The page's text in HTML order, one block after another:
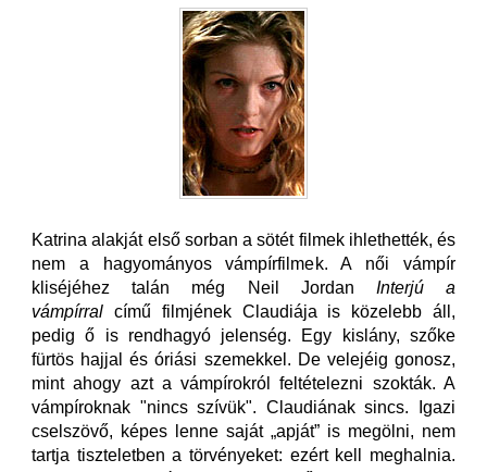
Katrina alakját első sorban a sötét filmek ihlethették, és
nem a hagyományos vámpírfilmek. A női vámpír
kliséjéhez talán még Neil Jordan Interjú a
vámpírral című filmjének Claudiája is közelebb áll,
pedig ő is rendhagyó jelenség. Egy kislány, szőke
fürtös hajjal és óriási szemekkel. De velejéig gonosz,
mint ahogy azt a vámpírokról feltételezni szokták. A
vámpíroknak "nincs szívük". Claudiának sincs. Igazi
cselszövő, képes lenne saját „apját” is megölni, nem
tartja tiszteletben a törvényeket: ezért kell meghalnia.